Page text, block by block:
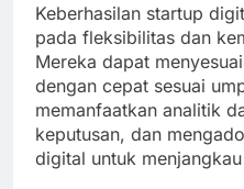
Keberhasilan startup
pada fleksibilitas dan
Mereka dapat
dengan cepat sesuai
memanfaatkan analitik
keputusan, dan
digital untuk